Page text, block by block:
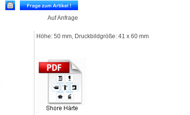
Auf Anfrage
Höhe: 50 mm, Druckbildgröße: 41 x 60 mm